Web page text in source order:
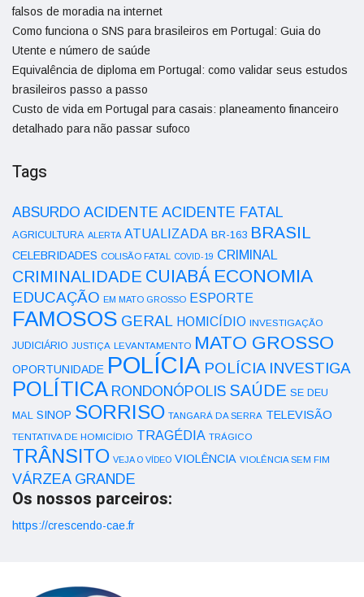
falsos de moradia na internet
Como funciona o SNS para brasileiros em Portugal: Guia do
Utente e número de saúde
Equivalência de diploma em Portugal: como validar seus estudos
brasileiros passo a passo
Custo de vida em Portugal para casais: planeamento financeiro
detalhado para não passar sufoco
Tags
ABSURDO ACIDENTE ACIDENTE FATAL
AGRICULTURA ALERTA ATUALIZADA BR-163 BRASIL
CELEBRIDADES COLISÃO FATAL COVID-19 CRIMINAL
CRIMINALIDADE CUIABÁ ECONOMIA
EDUCAÇÃO EM MATO GROSSO ESPORTE
FAMOSOS GERAL HOMICÍDIO INVESTIGAÇÃO
JUDICIÁRIO JUSTIÇA LEVANTAMENTO MATO GROSSO
OPORTUNIDADE POLÍCIA POLÍCIA INVESTIGA
POLÍTICA RONDONÓPOLIS SAÚDE SE DEU
MAL SINOP SORRISO TANGARÁ DA SERRA TELEVISÃO
TENTATIVA DE HOMICÍDIO TRAGÉDIA TRÁGICO
TRÂNSITO VEJA O VÍDEO VIOLÊNCIA VIOLÊNCIA SEM FIM
VÁRZEA GRANDE
Os nossos parceiros:
https://crescendo-cae.fr